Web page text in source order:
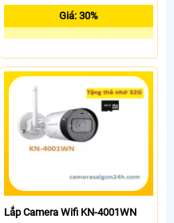
Giá: 30%
Lắp Camera Wifi KN-4001WN